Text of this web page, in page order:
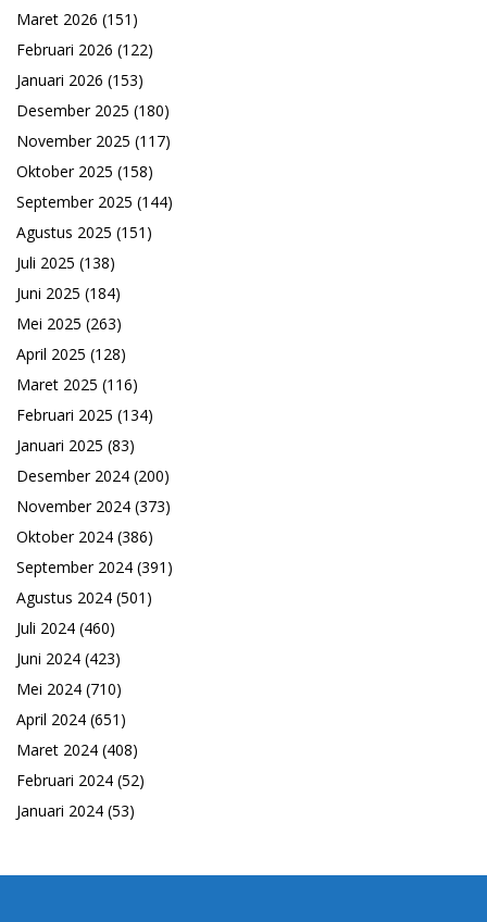
Maret 2026 (151)
Februari 2026 (122)
Januari 2026 (153)
Desember 2025 (180)
November 2025 (117)
Oktober 2025 (158)
September 2025 (144)
Agustus 2025 (151)
Juli 2025 (138)
Juni 2025 (184)
Mei 2025 (263)
April 2025 (128)
Maret 2025 (116)
Februari 2025 (134)
Januari 2025 (83)
Desember 2024 (200)
November 2024 (373)
Oktober 2024 (386)
September 2024 (391)
Agustus 2024 (501)
Juli 2024 (460)
Juni 2024 (423)
Mei 2024 (710)
April 2024 (651)
Maret 2024 (408)
Februari 2024 (52)
Januari 2024 (53)